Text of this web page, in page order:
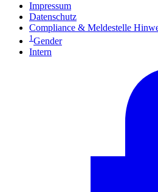
Impressum
Datenschutz
Compliance & Meldestelle
1Gender
Intern